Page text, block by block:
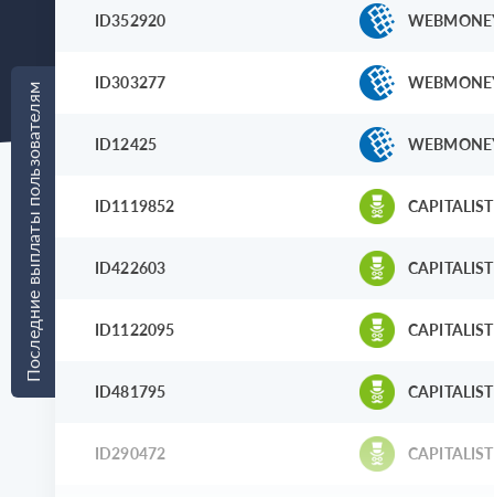
Последние выплаты пользователям
ID352920
ID303277
ID12425
ID1119852 CAPITALIST
ID422603 CAPITALIST
ID1122095 CAPITALIST
ID481795 CAPITALIST
ID290472 CAPITALIST